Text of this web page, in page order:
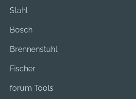
Stahl
Bosch
Brennenstuhl
Fischer
forum Tools